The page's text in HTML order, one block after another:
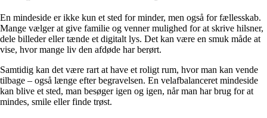
En mindeside er ikke kun et sted for minder, men også for fællesskab.
Mange vælger at give familie og venner mulighed for at skrive hilsner,
dele billeder eller tænde et digitalt lys. Det kan være en smuk måde at
vise, hvor mange liv den afdøde har berørt.
Samtidig kan det være rart at have et roligt rum, hvor man kan vende
tilbage – også længe efter begravelsen. En velafbalanceret mindeside
kan blive et sted, man besøger igen og igen, når man har brug for at
mindes, smile eller finde trøst.